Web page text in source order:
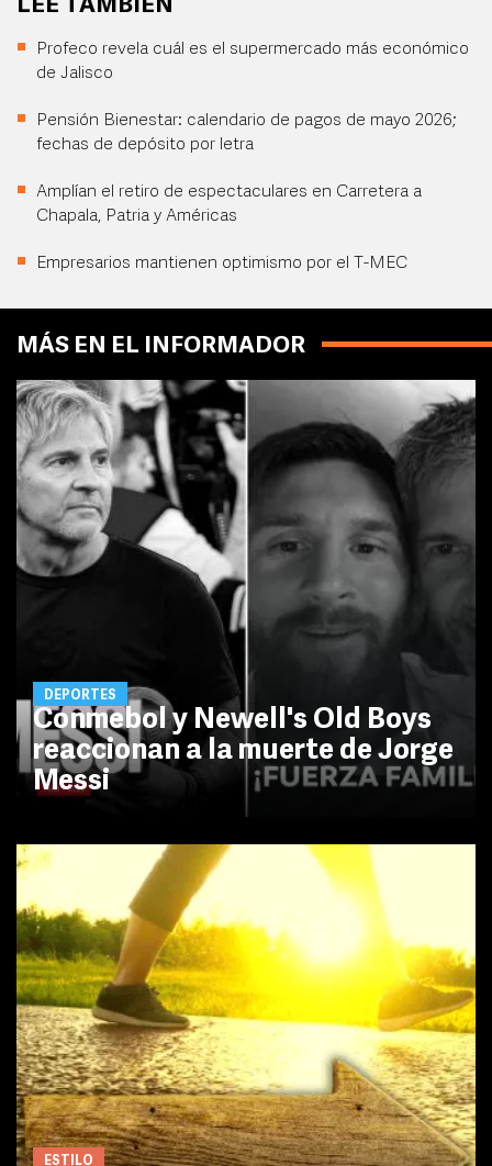
LEE TAMBIÉN
Profeco revela cuál es el supermercado más económico
de Jalisco
Pensión Bienestar: calendario de pagos de mayo 2026;
fechas de depósito por letra
Amplían el retiro de espectaculares en Carretera a
Chapala, Patria y Américas
Empresarios mantienen optimismo por el T-MEC
MÁS EN EL INFORMADOR
DEPORTES
Conmebol y Newell's Old Boys
reaccionan a la muerte de Jorge
Messi
ESTILO